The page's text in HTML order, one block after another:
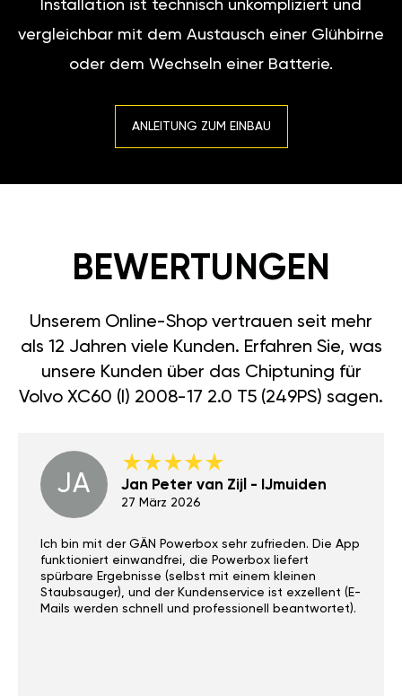
Installation ist technisch unkompliziert und
vergleichbar mit dem Austausch einer Glühbirne
oder dem Wechseln einer Batterie.
ANLEITUNG ZUM EINBAU
BEWERTUNGEN
Unserem Online-Shop vertrauen seit mehr
als 12 Jahren viele Kunden. Erfahren Sie, was
unsere Kunden über das Chiptuning für
Volvo XC60 (I) 2008-17 2.0 T5 (249PS) sagen.
JA Jan Peter van Zijl - IJmuiden
27 März 2026
Ich bin mit der GÄN Powerbox sehr zufrieden. Die App
funktioniert einwandfrei, die Powerbox liefert
spürbare Ergebnisse (selbst mit einem kleinen
Staubsauger), und der Kundenservice ist exzellent (E-
Mails werden schnell und professionell beantwortet).